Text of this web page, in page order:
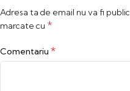
Adresa ta de email nu va fi
marcate cu *
Comentariu *